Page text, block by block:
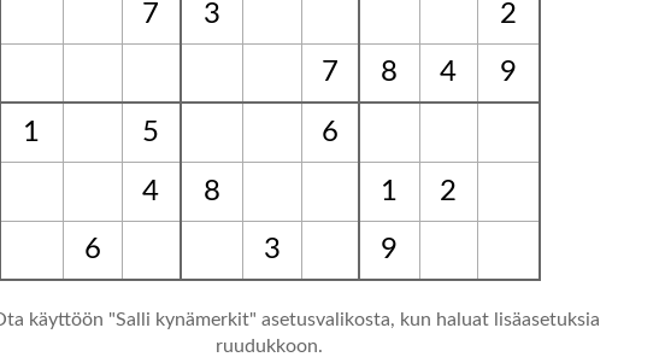
7 3
2
7
8 4 9
1 5 6
4 8 1
2
6
3 9
käyttöön "Salli kynämerkit" asetusvalikosta, kun haluat lisäasetuksia
ruudukkoon.